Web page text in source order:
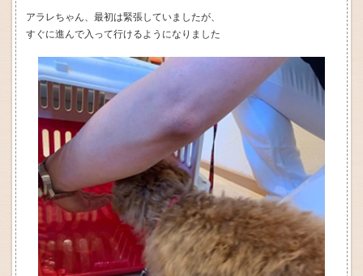
アラレちゃん、最初は緊張していましたが、
すぐに進んで入って行けるようになりました